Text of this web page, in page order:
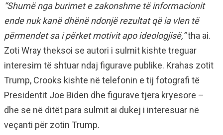
“Shumë nga burimet e zakonshme të informacionit
ende nuk kanë dhënë ndonjë rezultat që ia vlen të
përmendet sa i përket motivit apo ideologjisë,”tha ai.
Zoti Wray theksoi se autori i sulmit kishte treguar
interesim të shtuar ndaj figurave publike. Krahas zotit
Trump, Crooks kishte në telefonin e tij fotografi të
Presidentit Joe Biden dhe figurave tjera kryesore –
dhe se në ditët para sulmit ai dukej i interesuar në
veçanti për zotin Trump.